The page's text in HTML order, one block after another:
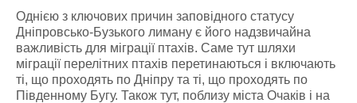
Однією з ключових причин заповідного статусу
Дніпровсько-Бузького лиману є його надзвичайна
важливість для міграції птахів. Саме тут шляхи
міграції перелітних птахів перетинаються і включають
ті, що проходять по Дніпру та ті, що проходять по
Південному Бугу. Також тут, поблизу міста Очаків і на